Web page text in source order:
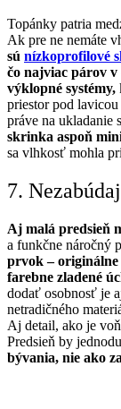
Topánky patria
Ak pre ne nemáte
sú nízkoprofilové
čo najviac párov v
výklopné systémy,
priestor pod
práve na ukladanie
skrinka aspoň
sa vlhkosť mohla
7.
Aj malá predsieň
a funkčne náročný
prvok –
farebne zladené
dodať osobnosť je
netradičného
Aj detail, ako je
Predsieň by
bývania, nie ako